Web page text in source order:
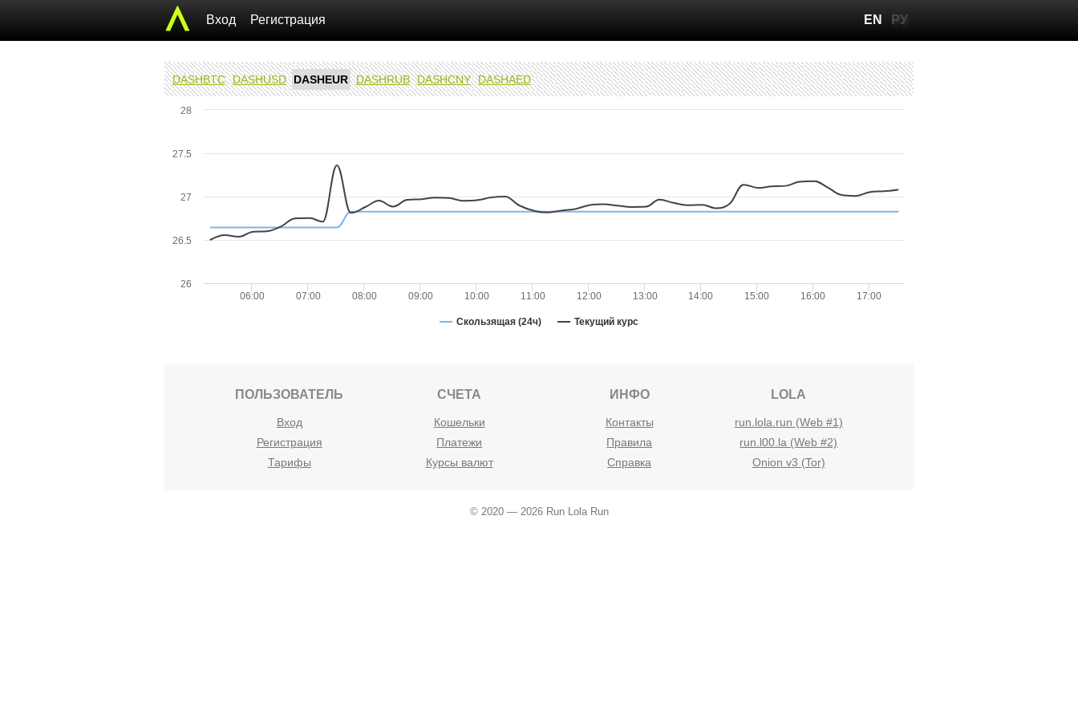
Вход Регистрация EN РУ
DASHBTC DASHUSD DASHEUR DASHRUB DASHCNY DASHAED
Скользящая (24ч) Текущий курс
06:00 07:00 08:00 09:00 10:00 11:00 12:00 13:00 14:00 15:00 16:00 17:00
26
26.5
27
27.5
28
ПОЛЬЗОВАТЕЛЬ
Вход
Регистрация
Тарифы
СЧЕТА
Кошельки
Платежи
Курсы валют
ИНФО
Контакты
Правила
Справка
LOLA
run.lola.run (Web #1)
run.l00.la (Web #2)
Onion v3 (Tor)
© 2020 — 2026 Run Lola Run